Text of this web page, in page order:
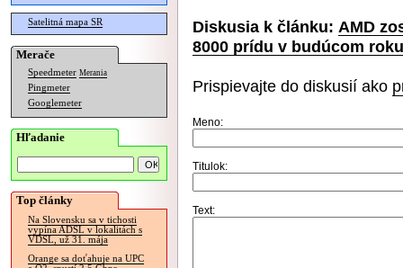
Satelitná mapa SR
Merače
Speedmeter Merania
Pingmeter
Googlemeter
Hľadanie
Top články
Na Slovensku sa v tichosti
vypína ADSL v lokalitách s
VDSL, už 31. mája
Orange sa doťahuje na UPC
Diskusia k článku: AMD
8000 prídu v budúcom roku
Prispievajte do diskusií ako
Meno:
Titulok:
Text: